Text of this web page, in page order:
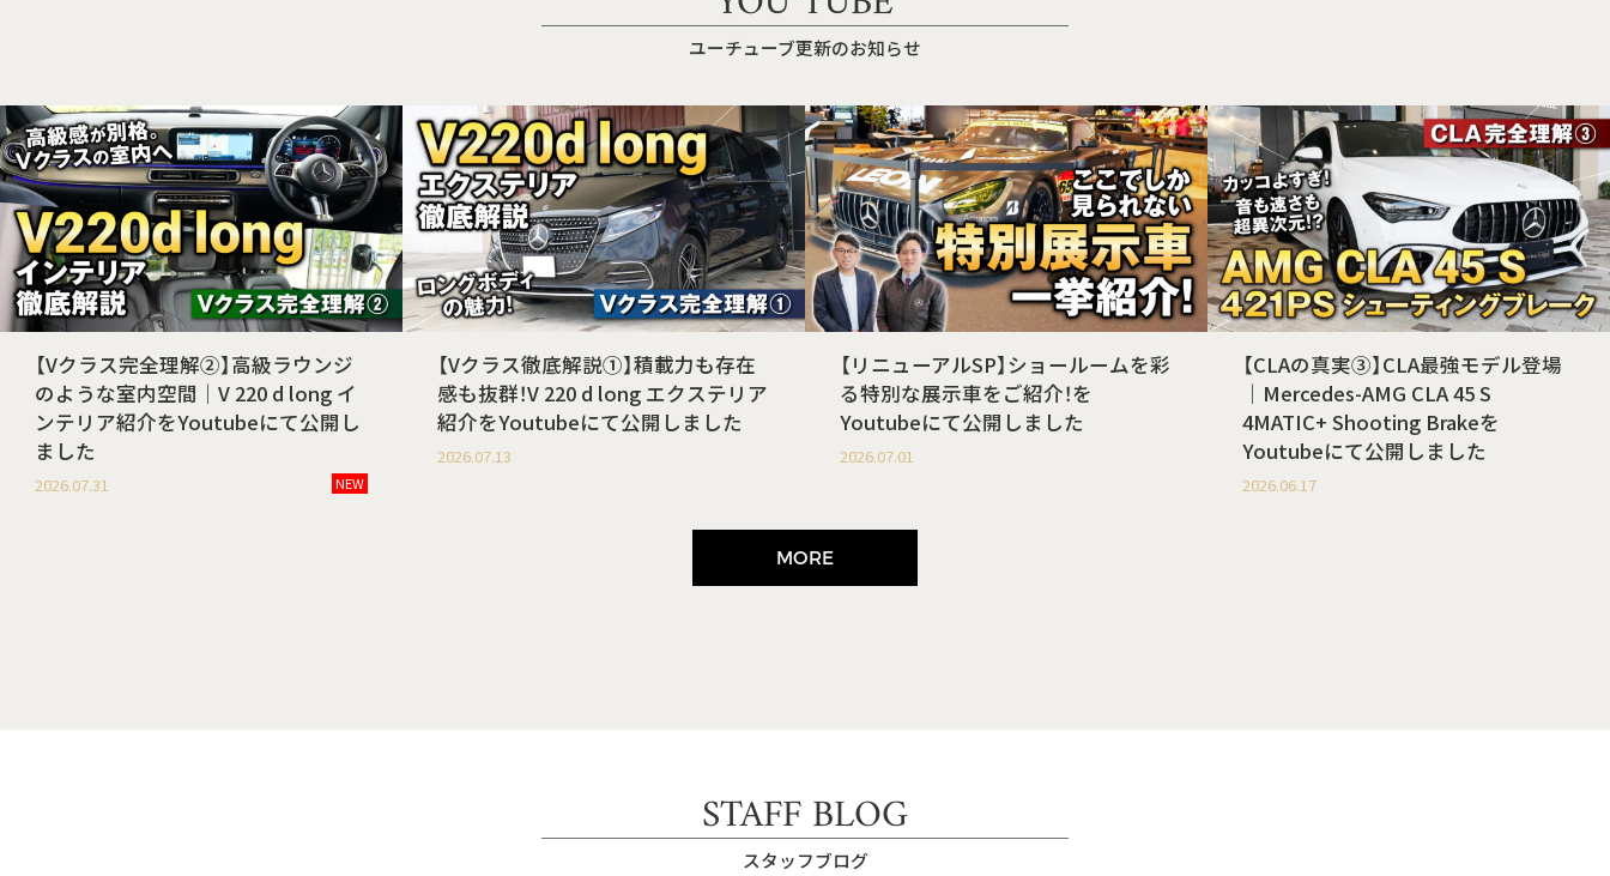
ユーチューブ更新のお知らせ
【Vクラス完全理解②】高級ラウンジ
のような室内空間｜V 220 d long イ
ンテリア紹介をYoutubeにて公開し
ました
2026.07.31 NEW
【Vクラス徹底解説①】積載力も存在
感も抜群！V 220 d long エクステリア
紹介をYoutubeにて公開しました
2026.07.13
【リニューアルSP】ショールームを彩
る特別な展示車をご紹介！を
Youtubeにて公開しました
2026.07.01
【CLAの真実③】CLA最強モデル登場
｜Mercedes-AMG CLA 45 S
4MATIC+ Shooting Brakeを
Youtubeにて公開しました
2026.06.17
MORE
STAFF BLOG
スタッフブログ